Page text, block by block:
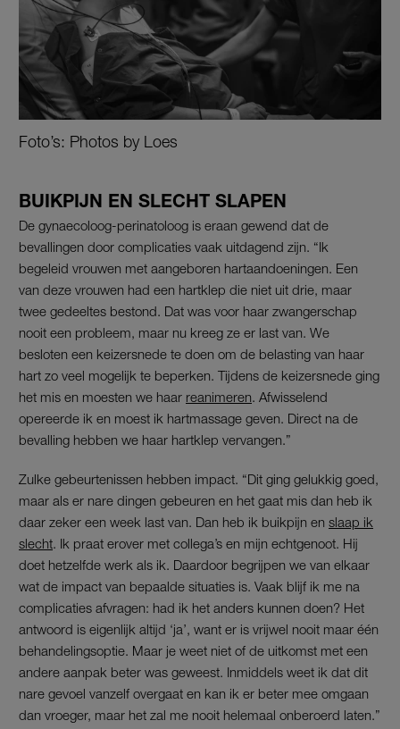
Foto’s: Photos by Loes
BUIKPIJN EN SLECHT SLAPEN
De gynaecoloog-perinatoloog is eraan gewend dat de
bevallingen door complicaties vaak uitdagend zijn. “Ik
begeleid vrouwen met aangeboren hartaandoeningen. Een
van deze vrouwen had een hartklep die niet uit drie, maar
twee gedeeltes bestond. Dat was voor haar zwangerschap
nooit een probleem, maar nu kreeg ze er last van. We
besloten een keizersnede te doen om de belasting van haar
hart zo veel mogelijk te beperken. Tijdens de keizersnede ging
het mis en moesten we haar reanimeren. Afwisselend
opereerde ik en moest ik hartmassage geven. Direct na de
bevalling hebben we haar hartklep vervangen.”
Zulke gebeurtenissen hebben impact. “Dit ging gelukkig goed,
maar als er nare dingen gebeuren en het gaat mis dan heb ik
daar zeker een week last van. Dan heb ik buikpijn en slaap ik
slecht. Ik praat erover met collega’s en mijn echtgenoot. Hij
doet hetzelfde werk als ik. Daardoor begrijpen we van elkaar
wat de impact van bepaalde situaties is. Vaak blijf ik me na
complicaties afvragen: had ik het anders kunnen doen? Het
antwoord is eigenlijk altijd ‘ja’, want er is vrijwel nooit maar één
behandelingsoptie. Maar je weet niet of de uitkomst met een
andere aanpak beter was geweest. Inmiddels weet ik dat dit
nare gevoel vanzelf overgaat en kan ik er beter mee omgaan
dan vroeger, maar het zal me nooit helemaal onberoerd laten.”